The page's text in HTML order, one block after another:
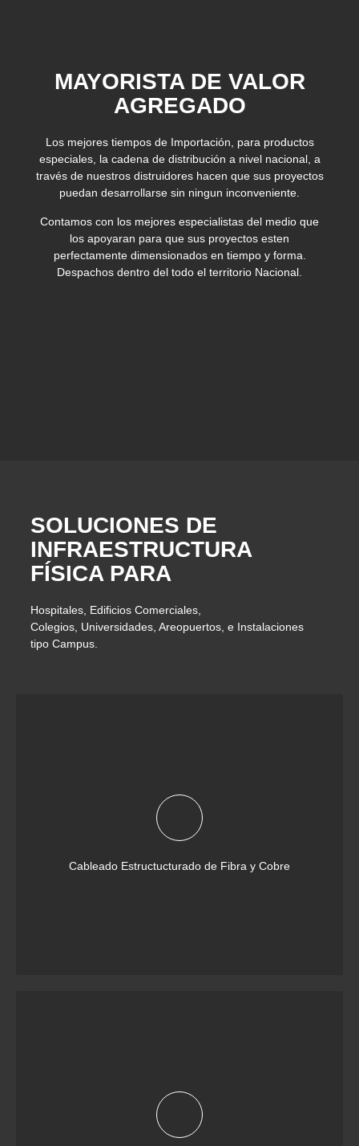
MAYORISTA DE VALOR
AGREGADO
Los mejores tiempos de Importación, para productos
especiales, la cadena de distribución a nivel nacional, a
través de nuestros distruidores hacen que sus proyectos
puedan desarrollarse sin ningun inconveniente.
Contamos con los mejores especialistas del medio que
los apoyaran para que sus proyectos esten
perfectamente dimensionados en tiempo y forma.
Despachos dentro del todo el territorio Nacional.
SOLUCIONES DE
INFRAESTRUCTURA
FÍSICA PARA
Hospitales, Edificios Comerciales,
Colegios, Universidades, Areopuertos, e Instalaciones
tipo Campus.
Cableado Estructucturado de Fibra y Cobre